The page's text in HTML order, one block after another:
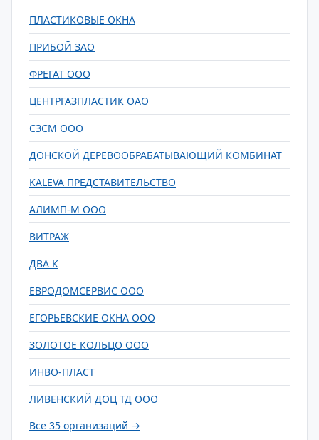
ПЛАСТИКОВЫЕ ОКНА
ПРИБОЙ ЗАО
ФРЕГАТ ООО
ЦЕНТРГАЗПЛАСТИК ОАО
СЗСМ ООО
ДОНСКОЙ ДЕРЕВООБРАБАТЫВАЮЩИЙ КОМБИНАТ
KALEVA ПРЕДСТАВИТЕЛЬСТВО
АЛИМП-М ООО
ВИТРАЖ
ДВА К
ЕВРОДОМСЕРВИС ООО
ЕГОРЬЕВСКИЕ ОКНА ООО
ЗОЛОТОЕ КОЛЬЦО ООО
ИНВО-ПЛАСТ
ЛИВЕНСКИЙ ДОЦ ТД ООО
Все 35 организаций →